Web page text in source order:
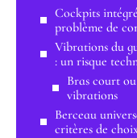
Cockpits
problème de
Vibrations du
: un risque
Bras court
vibrations
Berceau
critères de